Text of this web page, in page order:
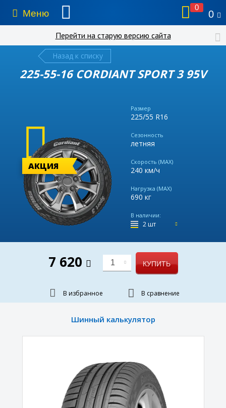
Меню
0
0
Перейти на старую версию сайта
Назад к списку
225-55-16 CORDIANT SPORT 3 95V
Размер
225/55 R16
Сезонность
летняя
Скорость (MAX)
240 км/ч
Нагрузка (MAX)
690 кг
В наличии:
2 шт
АКЦИЯ
7 620 1 КУПИТЬ
В избранное В сравнение
Шинный калькулятор